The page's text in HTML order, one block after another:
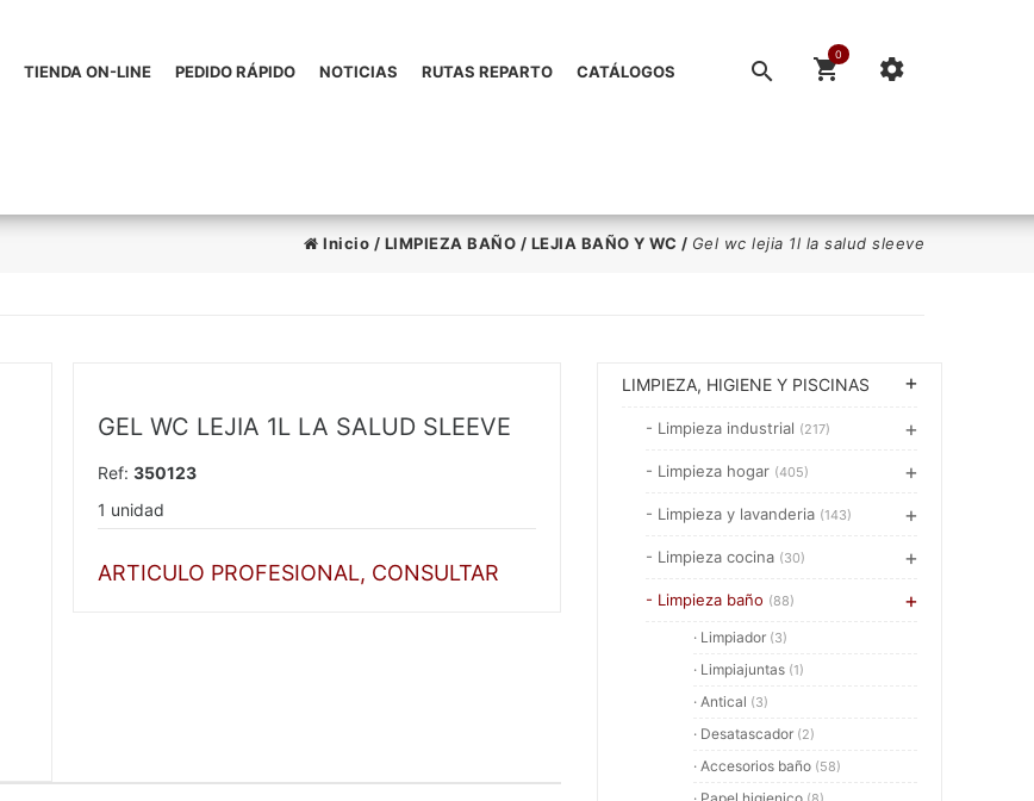
0
TIENDA ON-LINE PEDIDO RÁPIDO NOTICIAS RUTAS REPARTO CATÁLOGOS
Inicio / LIMPIEZA BAÑO / LEJIA BAÑO Y WC / Gel wc lejia 1l la salud sleeve
LIMPIEZA, HIGIENE Y PISCINAS
- Limpieza industrial (217)
- Limpieza hogar (405)
- Limpieza y lavanderia (143)
- Limpieza cocina (30)
- Limpieza baño (88)
· Limpiador (3)
· Limpiajuntas (1)
· Antical (3)
· Desatascador (2)
· Accesorios baño (58)
GEL WC LEJIA 1L LA SALUD SLEEVE
Ref: 350123
1 unidad
ARTICULO PROFESIONAL, CONSULTAR